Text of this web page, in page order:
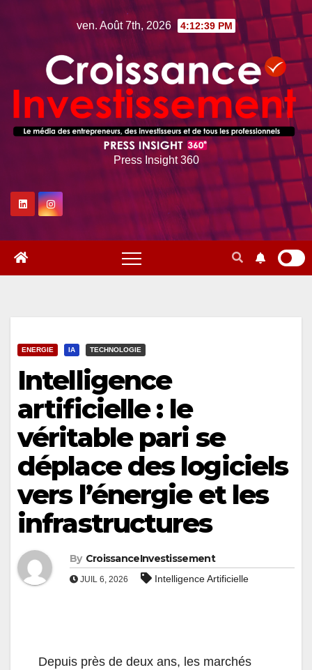
ven. Août 7th, 2026 4:12:40 PM
Press Insight 360
ENERGIE IA TECHNOLOGIE
Intelligence
artificielle : le
véritable pari se
déplace des logiciels
vers l’énergie et les
infrastructures
By CroissanceInvestissement
JUIL 6, 2026 Intelligence Artificielle
Depuis près de deux ans, les marchés